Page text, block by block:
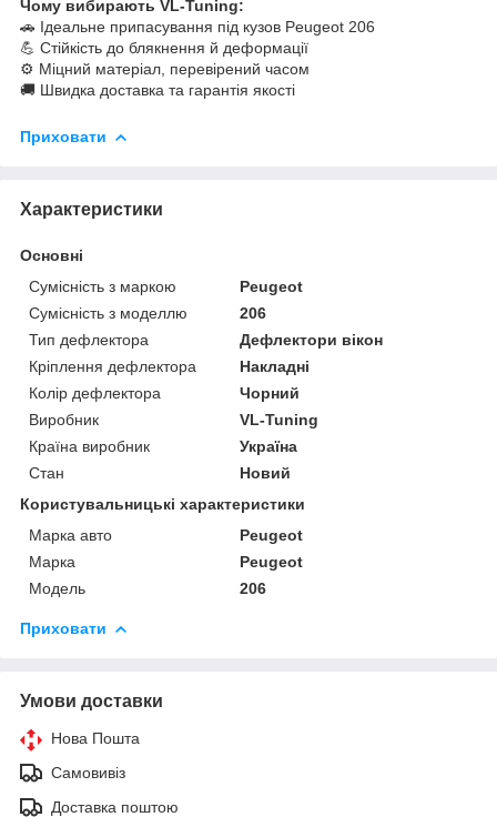
Чому вибирають VL-Tuning:
🚗 Ідеальне припасування під кузов Peugeot 206
💪 Стійкість до блякнення й деформації
⚙️ Міцний матеріал, перевірений часом
🚚 Швидка доставка та гарантія якості
Приховати
Характеристики
Основні
Сумісність з маркою
Peugeot
Сумісність з моделлю
206
Тип дефлектора
Дефлектори вікон
Кріплення дефлектора
Накладні
Колір дефлектора
Чорний
Виробник
VL-Tuning
Країна виробник
Україна
Стан
Новий
Користувальницькі характеристики
Марка авто
Peugeot
Марка
Peugeot
Модель
206
Приховати
Умови доставки
Нова Пошта
Самовивіз
Доставка поштою